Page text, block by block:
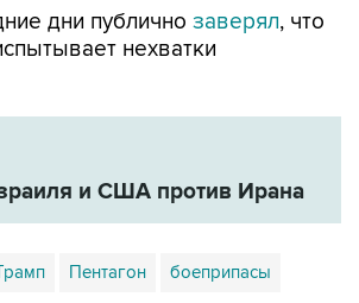
дни публично заверял, что
нехватки
и США против Ирана
Пентагон боеприпасы